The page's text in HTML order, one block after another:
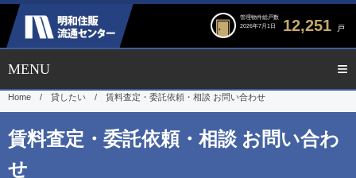
管理物件総戸数
2026年7月1日
12,251 戸
Home / 貸したい / 賃料査定・委託依頼・相談 お問い合わせ